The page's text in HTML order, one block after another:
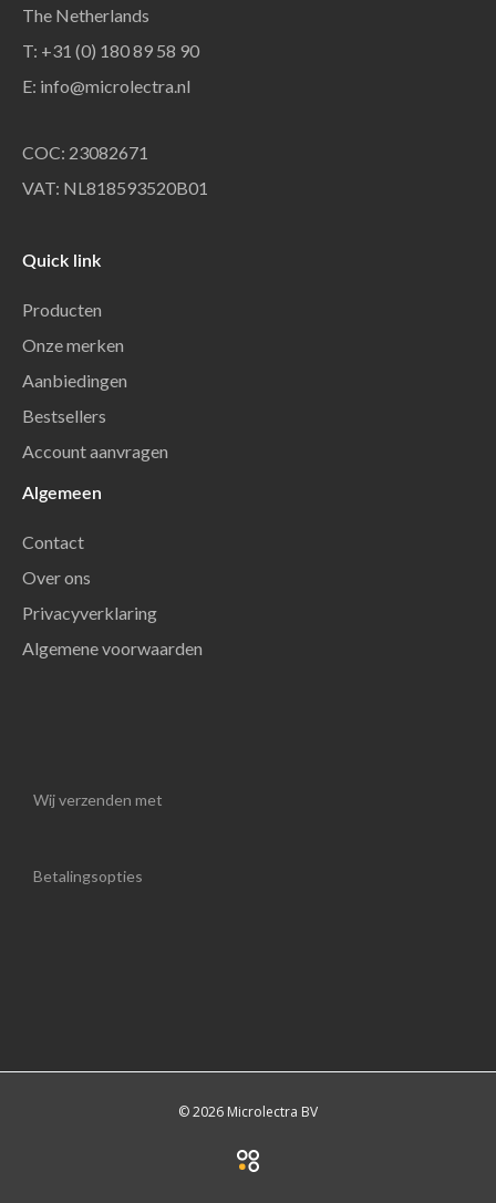
The Netherlands
T: +31 (0) 180 89 58 90
E: info@microlectra.nl
COC: 23082671
VAT: NL818593520B01
Quick link
Producten
Onze merken
Aanbiedingen
Bestsellers
Account aanvragen
Algemeen
Contact
Over ons
Privacyverklaring
Algemene voorwaarden
Wij verzenden met
Betalingsopties
© 2026 Microlectra BV